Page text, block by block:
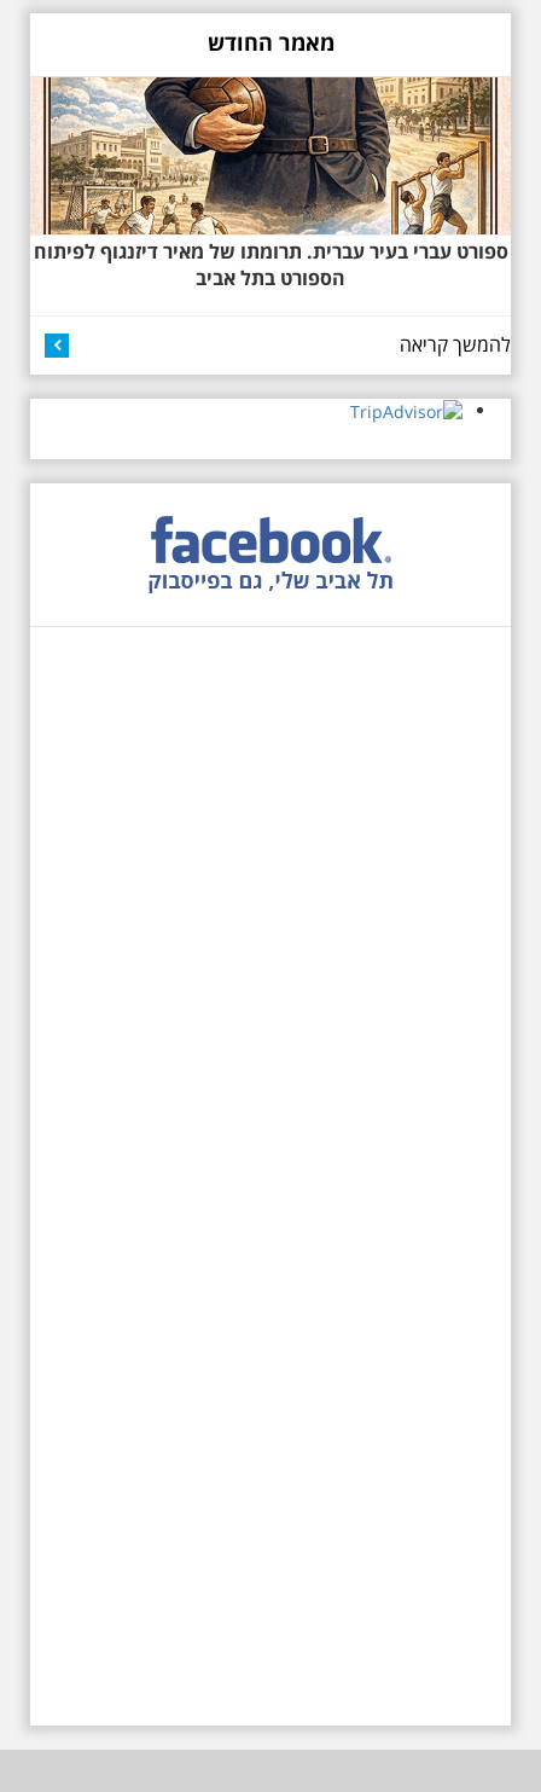
27.6.2026 - שבת בשעה
10:00 בבוקר. שכונת אבו
כביר - הנסתר והגלוי וגם
ביקור מיוחד בכנסיה
הרוסית
לראשונה ניתנת אפשרות בסיור
המסתורית באבו כביר, בה פעל בעבר
שכונת שהוקמה במחצית הראשונה
לשכונת עוני יהודית.
מאמר החודש
ספורט עברי בעיר עברית. תרומתו של מאיר דיזנגוף לפיתוח
הספורט בתל אביב
להמשך קריאה